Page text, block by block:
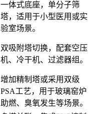
一体式底座，单分子筛
塔，适用于小型医用或实
验室场景。
双吸附塔切换，配套空压
机、冷干机、过滤器组。
增加精制塔或采用双级
PSA工艺，用于玻璃窑炉
助燃、臭氧发生等场景。